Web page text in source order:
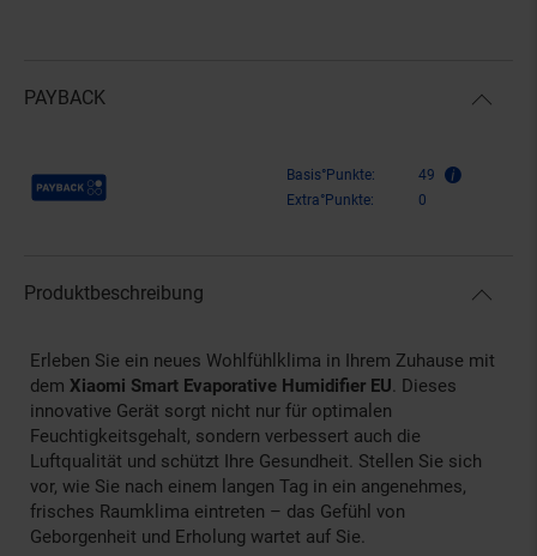
PAYBACK
Payback Punkte Basis°Punkte:
49
Extra°Punkte:
0
Produktbeschreibung
Erleben Sie ein neues Wohlfühlklima in Ihrem Zuhause mit
dem Xiaomi Smart Evaporative Humidifier EU. Dieses
innovative Gerät sorgt nicht nur für optimalen
Feuchtigkeitsgehalt, sondern verbessert auch die
Luftqualität und schützt Ihre Gesundheit. Stellen Sie sich
vor, wie Sie nach einem langen Tag in ein angenehmes,
frisches Raumklima eintreten – das Gefühl von
Geborgenheit und Erholung wartet auf Sie.